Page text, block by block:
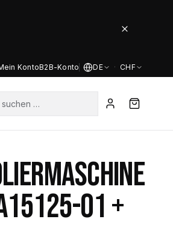
KontoB2B-Konto DE · CHF
01 +